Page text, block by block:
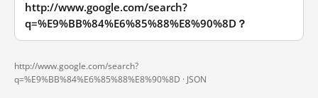
http://www.google.com/search?
q=%E9%BB%84%E6%85%88%E8%90%8D？
http://www.google.com/search?
q=%E9%BB%84%E6%85%88%E8%90%8D · JSON